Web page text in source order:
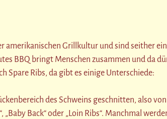
amerikanischen Grillkultur und sind seither
BBQ bringt Menschen zusammen und da
Spare Ribs, da gibt es einige Unterschiede:
des Schweins geschnitten, also
„Baby Back“ oder „Loin Ribs“. Manchmal